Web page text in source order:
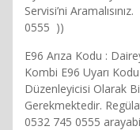
Servisi’ni
0555 ))
E96 Arıza Kodu :
Kombi E96 Uyarı
Düzenleyicisi Olarak
Gerekmektedir.
0532 745 0555